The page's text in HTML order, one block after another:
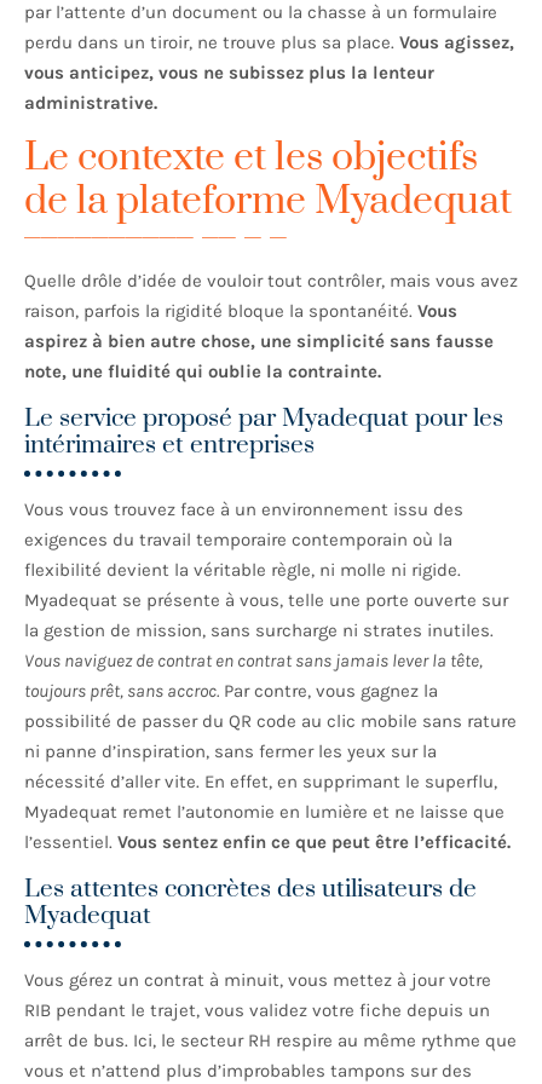
par l’attente d’un document ou la chasse à un formulaire
perdu dans un tiroir, ne trouve plus sa place. Vous agissez,
vous anticipez, vous ne subissez plus la lenteur
administrative.
Le contexte et les objectifs
de la plateforme Myadequat
Quelle drôle d’idée de vouloir tout contrôler, mais vous avez
raison, parfois la rigidité bloque la spontanéité. Vous
aspirez à bien autre chose, une simplicité sans fausse
note, une fluidité qui oublie la contrainte.
Le service proposé par Myadequat pour les
intérimaires et entreprises
Vous vous trouvez face à un environnement issu des
exigences du travail temporaire contemporain où la
flexibilité devient la véritable règle, ni molle ni rigide.
Myadequat se présente à vous, telle une porte ouverte sur
la gestion de mission, sans surcharge ni strates inutiles.
Vous naviguez de contrat en contrat sans jamais lever la tête,
toujours prêt, sans accroc. Par contre, vous gagnez la
possibilité de passer du QR code au clic mobile sans rature
ni panne d’inspiration, sans fermer les yeux sur la
nécessité d’aller vite. En effet, en supprimant le superflu,
Myadequat remet l’autonomie en lumière et ne laisse que
l’essentiel. Vous sentez enfin ce que peut être l’efficacité.
Les attentes concrètes des utilisateurs de
Myadequat
Vous gérez un contrat à minuit, vous mettez à jour votre
RIB pendant le trajet, vous validez votre fiche depuis un
arrêt de bus. Ici, le secteur RH respire au même rythme que
vous et n’attend plus d’improbables tampons sur des